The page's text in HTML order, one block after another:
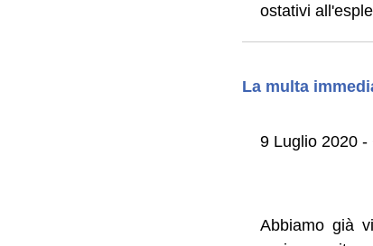
ostativi
La multa
9 Luglio 2020 -
Abbiamo già